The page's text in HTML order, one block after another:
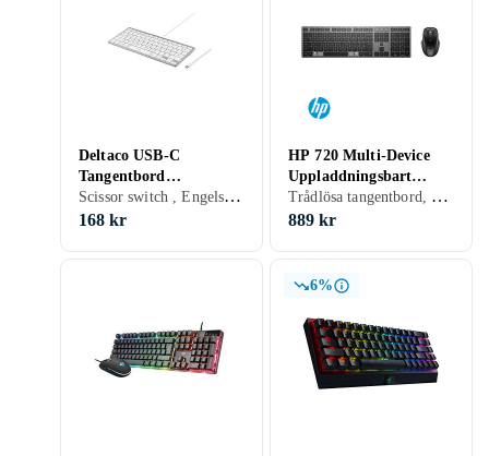
Deltaco USB-C
Tangentbord
iOS/MacOS (EN)
Scissor switch , Engelsk, 60% (mini)
168 kr
HP 720 Multi-Device
Uppladdningsbart
Trådlöst Tangentbord
och Mus Combo
Trådlösa tangentbord, Gamingtangentbord, Mekaniska tangentbord, Tangentbord- och muspaket, Mekaniskt, Engelsk
889 kr
6%